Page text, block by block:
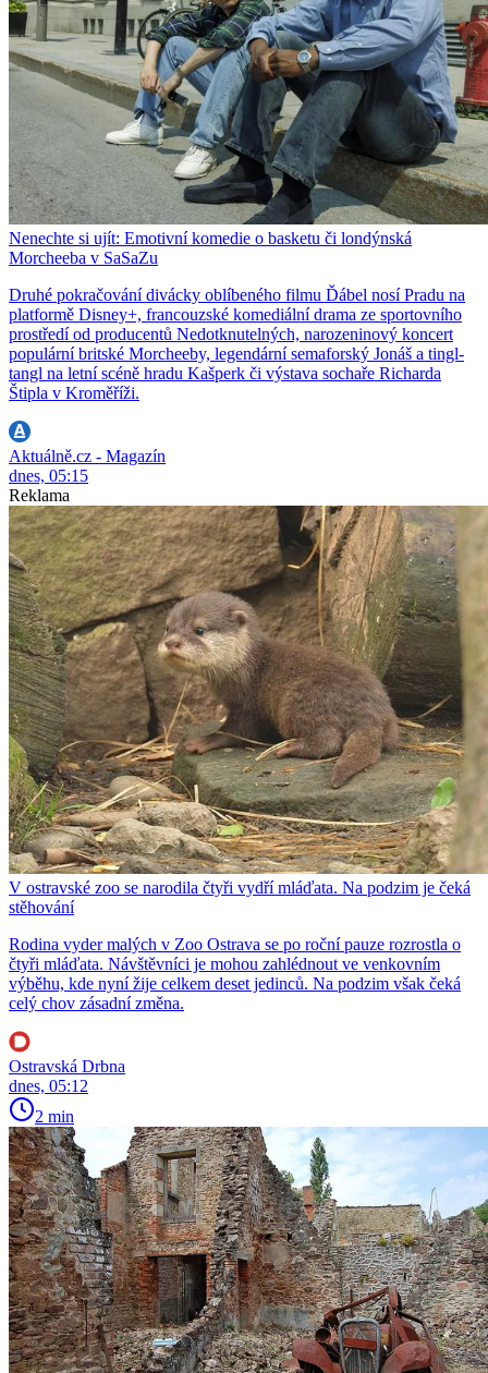
Nenechte si ujít: Emotivní komedie o basketu či londýnská
Morcheeba v SaSaZu
Druhé pokračování divácky oblíbeného filmu Ďábel nosí Pradu na
platformě Disney+, francouzské komediální drama ze sportovního
prostředí od producentů Nedotknutelných, narozeninový koncert
populární britské Morcheeby, legendární semaforský Jonáš a tingl-
tangl na letní scéně hradu Kašperk či výstava sochaře Richarda
Štipla v Kroměříži.
Aktuálně.cz - Magazín
dnes, 05:15
Reklama
V ostravské zoo se narodila čtyři vydří mláďata. Na podzim je čeká
stěhování
Rodina vyder malých v Zoo Ostrava se po roční pauze rozrostla o
čtyři mláďata. Návštěvníci je mohou zahlédnout ve venkovním
výběhu, kde nyní žije celkem deset jedinců. Na podzim však čeká
celý chov zásadní změna.
Ostravská Drbna
dnes, 05:12
2 min